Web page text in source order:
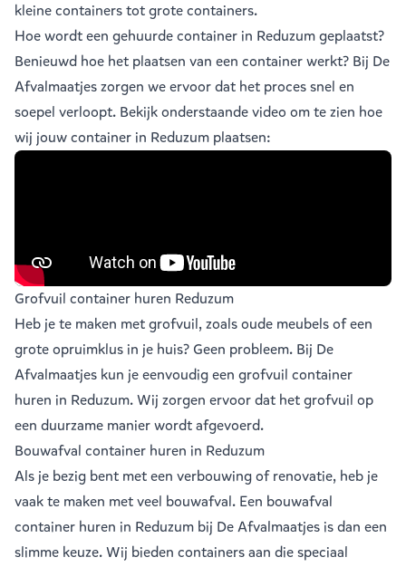
kleine containerstotgrote containers.
Hoe wordt een gehuurde container in Reduzum geplaatst?
Benieuwd hoe het plaatsen van een container werkt? Bij De
Afvalmaatjes zorgen we ervoor dat het proces snel en
soepel verloopt. Bekijk onderstaande video om te zien hoe
wij jouw container in Reduzum plaatsen:
Grofvuil container huren Reduzum
Heb je te maken met grofvuil, zoals oude meubels of een
grote opruimklus in je huis? Geen probleem. Bij De
Afvalmaatjes kun je eenvoudig een grofvuil container
huren in Reduzum. Wij zorgen ervoor dat het grofvuil op
een duurzame manier wordt afgevoerd.
Bouwafval container huren in Reduzum
Als je bezig bent met een verbouwing of renovatie, heb je
vaak te maken met veel bouwafval. Een bouwafval
container huren in Reduzum bij De Afvalmaatjes is dan een
slimme keuze. Wij bieden containers aan die speciaal